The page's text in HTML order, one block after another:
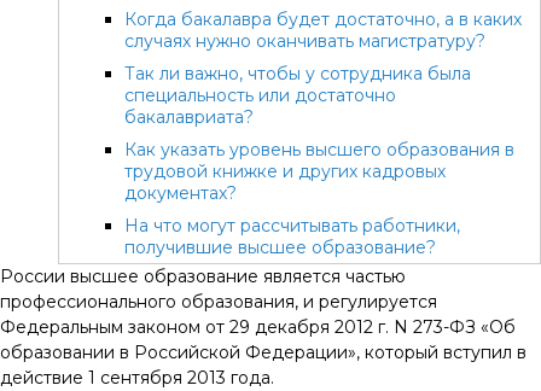
Когда бакалавра будет достаточно, а в каких
случаях нужно оканчивать магистратуру?
Так ли важно, чтобы у сотрудника была
специальность или достаточно
бакалавриата?
Как указать уровень высшего образования в
трудовой книжке и других кадровых
документах?
На что могут рассчитывать работники,
получившие высшее образование?
России высшее образование является частью
профессионального образования, и регулируется
Федеральным законом от 29 декабря 2012 г. N 273-ФЗ «Об
образовании в Российской Федерации», который вступил в
действие 1 сентября 2013 года.